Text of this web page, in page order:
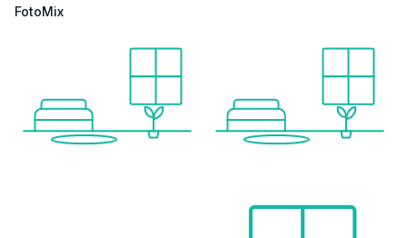
- kleine Küche
- Schlafzimmer mit Badezimmer & Garderobe
- ideal als Lounge- und Freizeitbereich
FotoMix